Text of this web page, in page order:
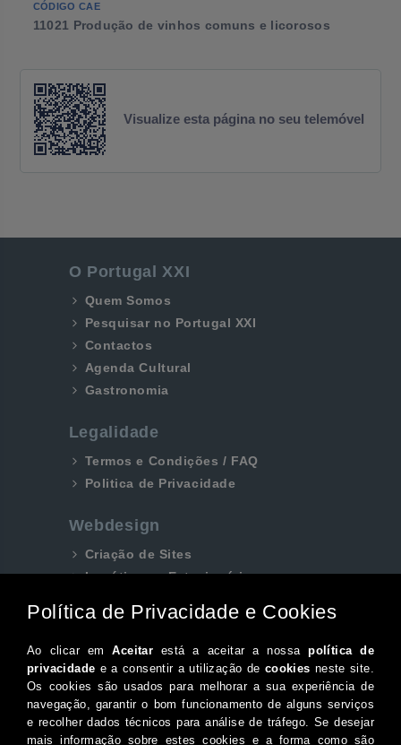
CÓDIGO CAE
11021 Produção de vinhos comuns e licorosos
Visualize esta página no seu telemóvel
O Portugal XXI
Quem Somos
Pesquisar no Portugal XXI
Contactos
Agenda Cultural
Gastronomia
Legalidade
Termos e Condições / FAQ
Politica de Privacidade
Webdesign
Criação de Sites
Logótipos e Estacionários
Siga-nos aqui...
Facebook
Instagram
Twitter
Canal do Youtube